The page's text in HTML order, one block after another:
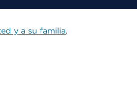
y a su familia.